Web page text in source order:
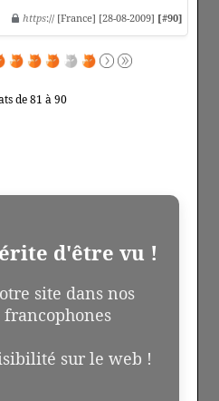
https:// [France] [28-08-2009] [#90]
de 81 à 90
d'être vu !
site dans nos
sur le web !